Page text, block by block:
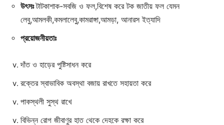
উৎসঃটাটকাশাক-সবজি ও ফল,বিশেষ করে টক জাতীয় ফল যেমন
লেবু,আমলকী,কমলালেবু,কামরাঙ্গা,আমড়া, আনারস ইত্যাদি
প্রয়োজনীয়তাঃ
দাঁত ও হাড়ের পুষ্টিসাধন করে
রক্তের স্বাভাবিক অবস্থা বজায় রাখতে সহায়তা করে
পাকস্থলী সুস্থ রাখে
বিভিন্ন রোগ জীবাণুর হাত থেকে দেহকে রক্ষা করে